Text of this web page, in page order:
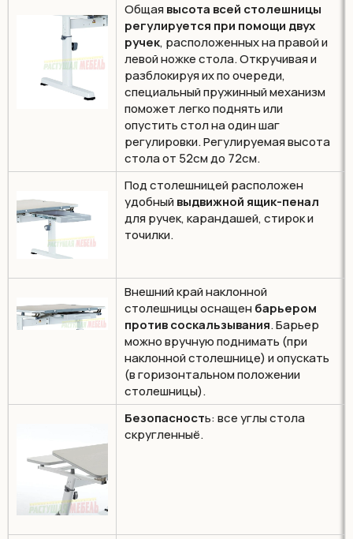
Общаявысота всей столешницы
регулируется при помощи двух
ручек, расположенных на правой и
левой ножке стола. Откручивая и
разблокируя их по очереди,
специальный пружинный механизм
поможет легко поднять или
опустить стол на один шаг
регулировки. Регулируемая высота
стола от 52см до 72см.
Под столешницей расположен
удобныйвыдвижной ящик-пенал
для ручек, карандашей, стирок и
точилки.
Внешний край наклонной
столешницы оснащенбарьером
против соскальзывания. Барьер
можно вручную поднимать (при
наклонной столешнице) и опускать
(в горизонтальном положении
столешницы).
Безопасность: все углы стола
скругленныё.